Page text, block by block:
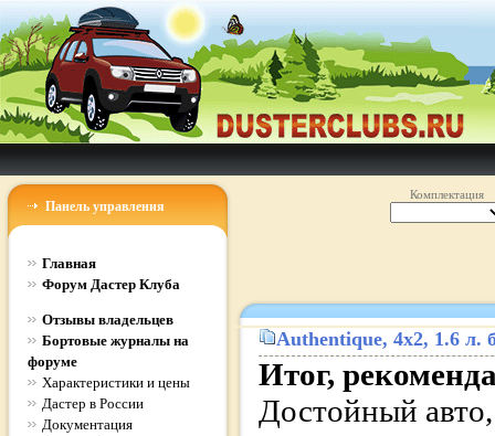
Панель управления
Главная
Форум Дастер Клуба
Отзывы владельцев
Бортовые журналы на
форуме
Характеристики и цены
Дастер в России
Документация
Комплектация
Authentique, 4x2, 1.6 л.
Итог,
Достойный